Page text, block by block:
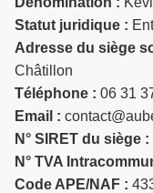
Statut juridique :
Adresse du siège
Châtillon
Téléphone : 06 31
Email :
N° SIRET du siège :
N° TVA
Code APE/NAF :